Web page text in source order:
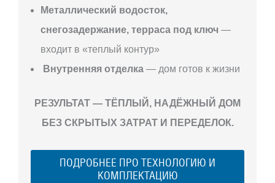
Металлический водосток,
снегозадержание, терраса под ключ —
входит в «теплый контур»
Внутренняя отделка — дом готов к жизни
РЕЗУЛЬТАТ — ТЁПЛЫЙ, НАДЁЖНЫЙ ДОМ
БЕЗ СКРЫТЫХ ЗАТРАТ И ПЕРЕДЕЛОК.
ПОДРОБНЕЕ ПРО ТЕХНОЛОГИЮ И
КОМПЛЕКТАЦИЮ